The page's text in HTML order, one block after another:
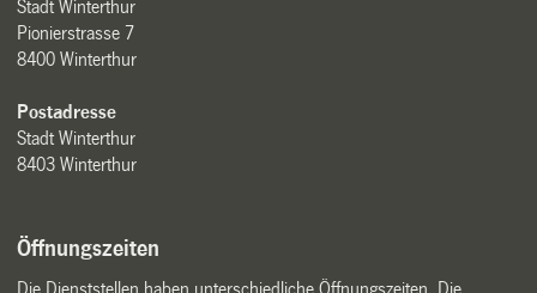
Stadt Winterthur
Pionierstrasse 7
8400 Winterthur
Postadresse
Stadt Winterthur
8403 Winterthur
Öffnungszeiten